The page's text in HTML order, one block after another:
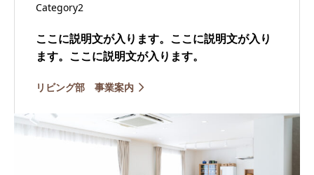
Category2
ここに説明文が入ります。ここに説明文が入り
ます。ここに説明文が入ります。
リビング部 事業案内